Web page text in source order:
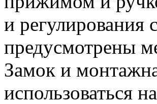
и
предусмотрены
Замок и
использоваться